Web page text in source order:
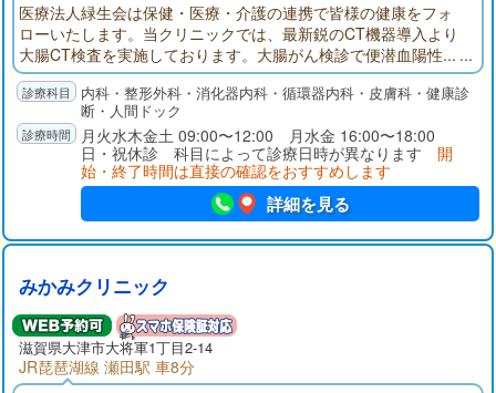
医療法人緑生会は保健・医療・介護の連携で皆様の健康をフォ
ローいたします。当クリニックでは、最新鋭のCT機器導入より
大腸CT検査を実施しております。大腸がん検診で便潜血陽性...
でも大腸内視鏡検査は前処置が大変だし痛みがあって怖い...大腸
CTは前処置も軽く痛みもほとんどなく、大腸検査食もご用意し
ておりますのでほぼ絶食もありません。
内科・整形外科・消化器内科・循環器内科・皮膚科・健康診
断・人間ドック
月火水木金土 09:00〜12:00 月水金 16:00〜18:00
日・祝休診 科目によって診療日時が異なります 開
始・終了時間は直接の確認をおすすめします
詳細を見る
みかみクリニック
滋賀県大津市大将軍1丁目2-14
JR琵琶湖線 瀬田駅 車8分